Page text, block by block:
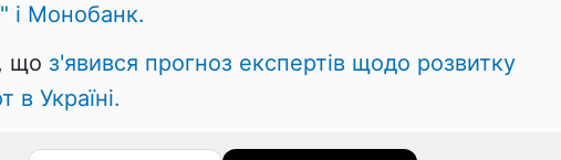
і Монобанк.
що з'явився прогноз експертів щодо розвитку
в Україні.